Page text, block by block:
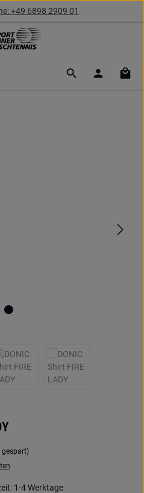
+49 6898 2909 01
gespart)
1-4 Werktage